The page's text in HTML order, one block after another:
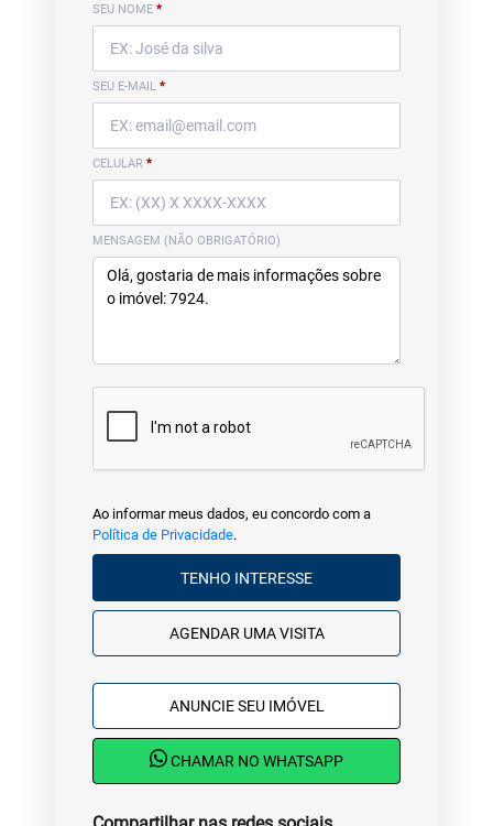
SEU NOME *
SEU E-MAIL *
CELULAR *
MENSAGEM (NÃO OBRIGATÓRIO)
Ao informar meus dados, eu concordo com a
Política de Privacidade.
TENHO INTERESSE
AGENDAR UMA VISITA
ANUNCIE SEU IMÓVEL
CHAMAR NO WHATSAPP